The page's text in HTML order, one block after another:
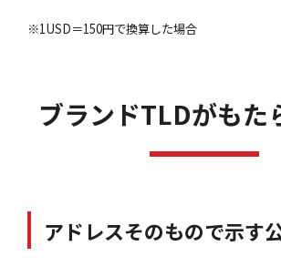
※1USD＝150円で換算した場合
ブランドTLDがもた
アドレスそのもので示す